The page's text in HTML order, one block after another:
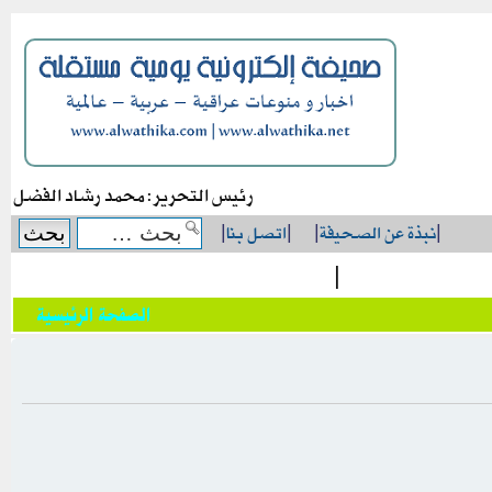
رئيس التحرير: محمد رشاد الفضل
|نبذة عن الصحيفة|
|اتصل بنا|
|
الصفحة الرئيسية